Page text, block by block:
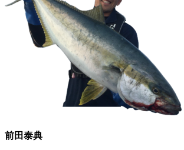
前田泰典